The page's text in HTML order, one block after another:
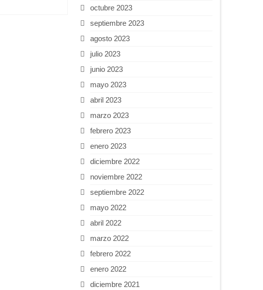
octubre 2023
septiembre 2023
agosto 2023
julio 2023
junio 2023
mayo 2023
abril 2023
marzo 2023
febrero 2023
enero 2023
diciembre 2022
noviembre 2022
septiembre 2022
mayo 2022
abril 2022
marzo 2022
febrero 2022
enero 2022
diciembre 2021